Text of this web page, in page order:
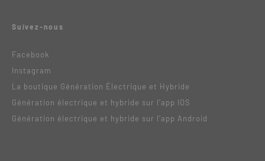
Suivez-nous
Facebook
Instagram
La boutique Génération Électrique et Hybride
Génération électrique et hybride sur l’app IOS
Génération électrique et hybride sur l’app Android